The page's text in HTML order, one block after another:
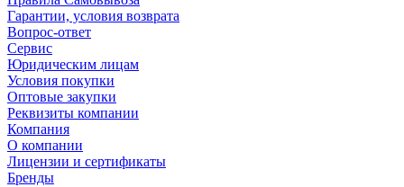
Гарантии, условия возврата
Вопрос-ответ
Сервис
Юридическим лицам
Условия покупки
Оптовые закупки
Реквизиты компании
Компания
О компании
Лицензии и сертификаты
Бренды